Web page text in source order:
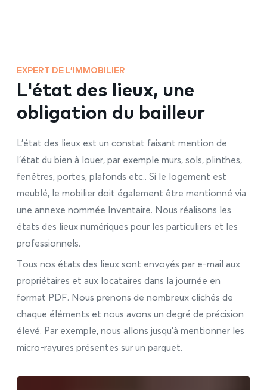
EXPERT DE L’IMMOBILIER
L'état des lieux, une
obligation du bailleur
L’état des lieux est un constat faisant mention de
l’état du bien à louer, par exemple murs, sols, plinthes,
fenêtres, portes, plafonds etc.. Si le logement est
meublé, le mobilier doit également être mentionné via
une annexe nommée Inventaire. Nous réalisons les
états des lieux numériques pour les particuliers et les
professionnels.
Tous nos états des lieux sont envoyés par e-mail aux
propriétaires et aux locataires dans la journée en
format PDF. Nous prenons de nombreux clichés de
chaque éléments et nous avons un degré de précision
élevé. Par exemple, nous allons jusqu’à mentionner les
micro-rayures présentes sur un parquet.